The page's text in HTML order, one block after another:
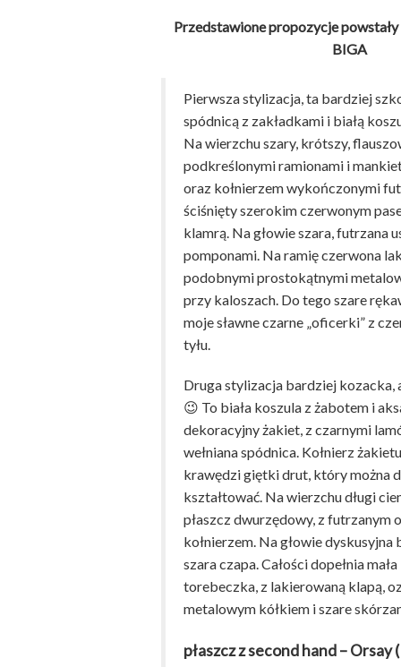
Przedstawione propozycje
BIGA
Pierwsza stylizacja, ta bardziej
spódnicą z zakładkami i białą
Na wierzchu szary, krótszy,
podkreślonymi ramionami i
oraz kołnierzem wykończonymi
ściśnięty szerokim czerwonym
klamrą. Na głowie szara, futrzana
pomponami. Na ramię czerwona
podobnymi prostokątnymi
przy kaloszach. Do tego szare
moje sławne czarne „oficerki” z
tyłu.
Druga stylizacja bardziej kozacka,
😉 To biała koszula z żabotem i
dekoracyjny żakiet, z czarnymi
wełniana spódnica. Kołnierz
krawędzi giętki drut, który można
kształtować. Na wierzchu długi
płaszcz dwurzędowy, z futrzanym
kołnierzem. Na głowie
szara czapa. Całości dopełnia
torebeczka, z lakierowaną klapą,
metalowym kółkiem i szare
płaszcz z second hand – Orsay